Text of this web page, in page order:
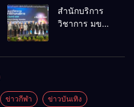
คือโอกาสใหม่
ของคนพิการ
เศรษฐกิจ
สำนักบริการ
วิชาการ มข.
เวทีระดับชาติ
ข่าวกีฬา ข่าวบันเทิง